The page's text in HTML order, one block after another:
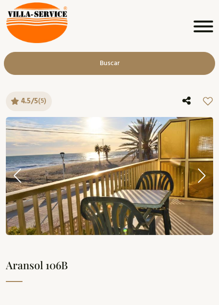
Buscar
4.5/5(5)
Aransol 106B